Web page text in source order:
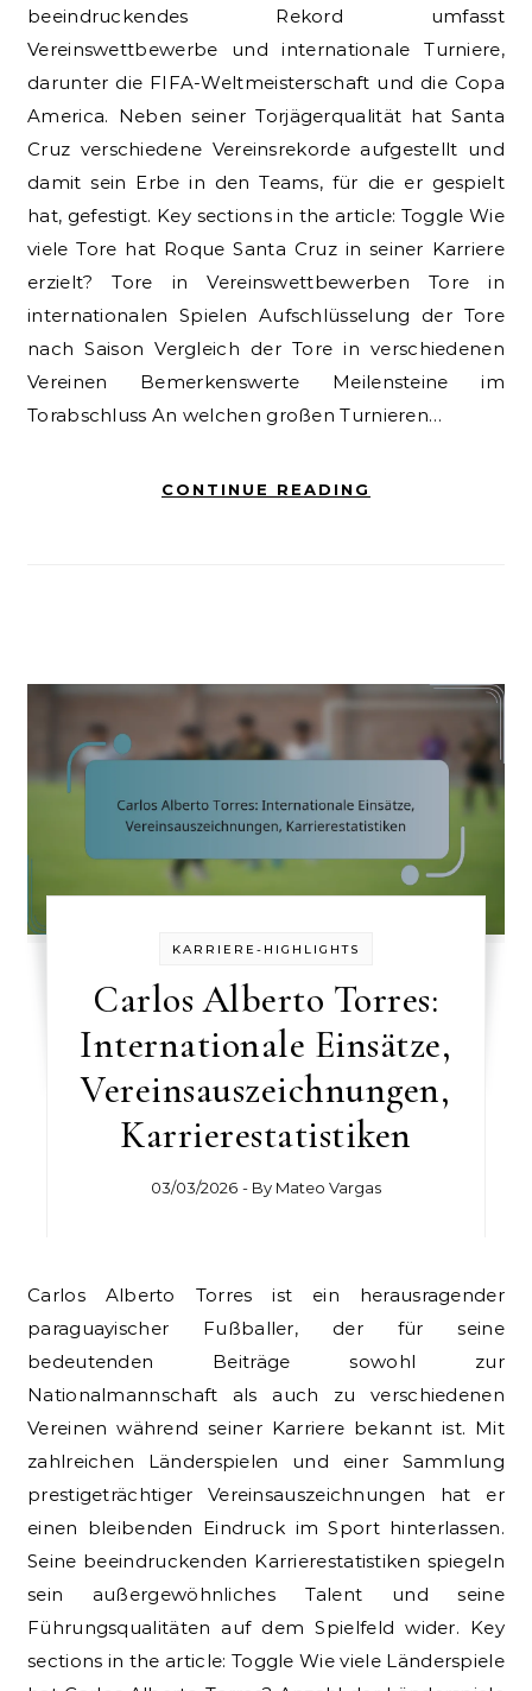
beeindruckendes Rekord umfasst
Vereinswettbewerbe und internationale Turniere,
darunter die FIFA-Weltmeisterschaft und die Copa
America. Neben seiner Torjägerqualität hat Santa
Cruz verschiedene Vereinsrekorde aufgestellt und
damit sein Erbe in den Teams, für die er gespielt
hat, gefestigt. Key sections in the article: Toggle Wie
viele Tore hat Roque Santa Cruz in seiner Karriere
erzielt? Tore in Vereinswettbewerben Tore in
internationalen Spielen Aufschlüsselung der Tore
nach Saison Vergleich der Tore in verschiedenen
Vereinen Bemerkenswerte Meilensteine im
Torabschluss An welchen großen Turnieren…
CONTINUE READING
KARRIERE-HIGHLIGHTS
Carlos Alberto Torres:
Internationale Einsätze,
Vereinsauszeichnungen,
Karrierestatistiken
03/03/2026 - By Mateo Vargas
Carlos Alberto Torres ist ein herausragender
paraguayischer Fußballer, der für seine
bedeutenden Beiträge sowohl zur
Nationalmannschaft als auch zu verschiedenen
Vereinen während seiner Karriere bekannt ist. Mit
zahlreichen Länderspielen und einer Sammlung
prestigeträchtiger Vereinsauszeichnungen hat er
einen bleibenden Eindruck im Sport hinterlassen.
Seine beeindruckenden Karrierestatistiken spiegeln
sein außergewöhnliches Talent und seine
Führungsqualitäten auf dem Spielfeld wider. Key
sections in the article: Toggle Wie viele Länderspiele